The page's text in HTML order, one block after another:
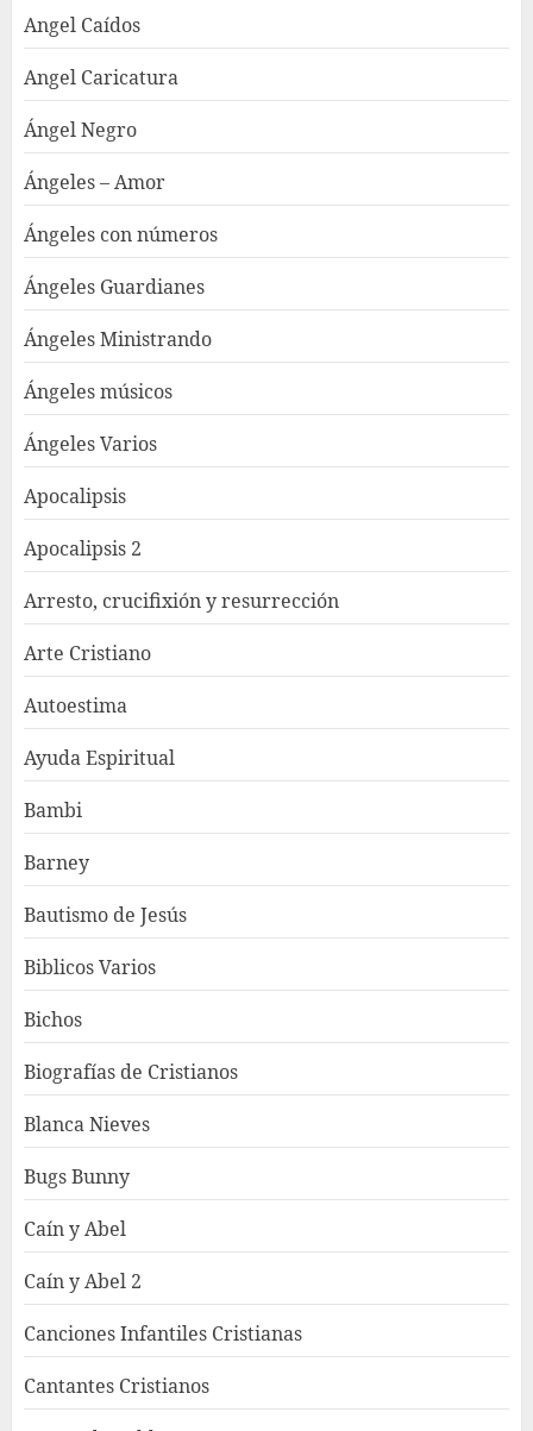
Angel Caídos
Angel Caricatura
Ángel Negro
Ángeles – Amor
Ángeles con números
Ángeles Guardianes
Ángeles Ministrando
Ángeles músicos
Ángeles Varios
Apocalipsis
Apocalipsis 2
Arresto, crucifixión y resurrección
Arte Cristiano
Autoestima
Ayuda Espiritual
Bambi
Barney
Bautismo de Jesús
Biblicos Varios
Bichos
Biografías de Cristianos
Blanca Nieves
Bugs Bunny
Caín y Abel
Caín y Abel 2
Canciones Infantiles Cristianas
Cantantes Cristianos